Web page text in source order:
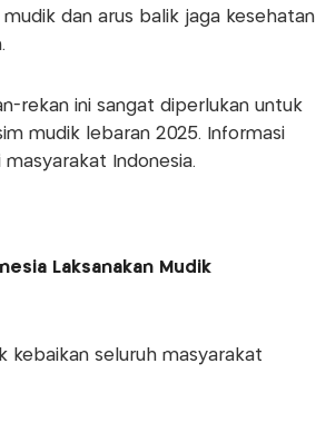
dan arus balik jaga kesehatan
rekan ini sangat diperlukan untuk
mudik lebaran 2025. Informasi
Indonesia.
Laksanakan Mudik
kebaikan seluruh masyarakat